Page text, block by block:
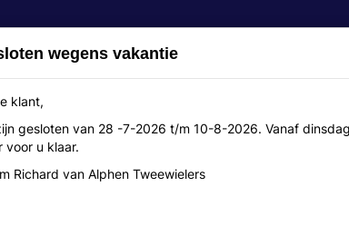
Over ons
Heren Matt Black 53cm
wegens vakantie
klant,
gesloten van 28 -7-2026 t/m 10-8-2026. Vanaf
voor u klaar.
Richard van Alphen Tweewielers